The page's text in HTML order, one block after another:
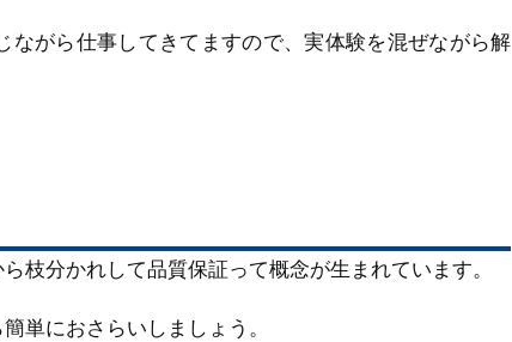
がら仕事してきてますので、実体験を混ぜながら解
枝分かれして品質保証って概念が生まれています。
単におさらいしましょう。